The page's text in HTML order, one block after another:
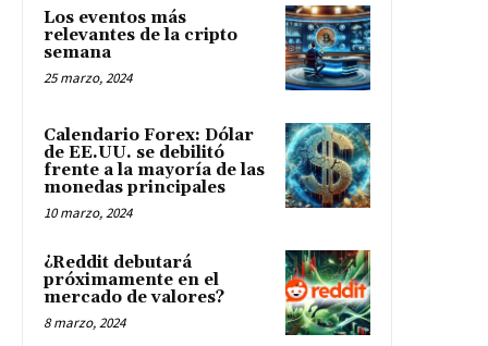
Los eventos más
relevantes de la cripto
semana
25 marzo, 2024
Calendario Forex: Dólar
de EE.UU. se debilitó
frente a la mayoría de las
monedas principales
10 marzo, 2024
¿Reddit debutará
próximamente en el
mercado de valores?
8 marzo, 2024